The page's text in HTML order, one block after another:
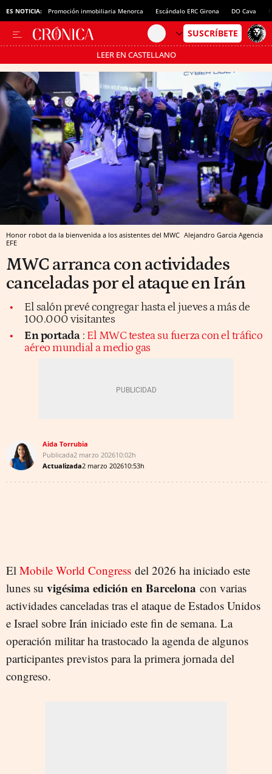
ES NOTICIA: Promoción inmobiliaria Menorca Escándalo ERC Girona DO Cava
LEER EN CASTELLANO
Pásate al MODO AHORRO
Honor robot da la bienvenida a los asistentes del MWC Alejandro Garcia Agencia
EFE
MWC arranca con actividades
canceladas por el ataque en Irán
El salón prevé congregar hasta el jueves a más de
100.000 visitantes
En portada : El MWC testea su fuerza con el tráfico
aéreo mundial a medio gas
Aida Torrubia
Publicada2 marzo 202610:02h
Actualizada2 marzo 202610:53h
El Mobile World Congress del 2026 ha iniciado este
lunes su vigésima edición en Barcelona con varias
actividades canceladas tras el ataque de Estados Unidos
e Israel sobre Irán iniciado este fin de semana. La
operación militar ha trastocado la agenda de algunos
participantes previstos para la primera jornada del
congreso.